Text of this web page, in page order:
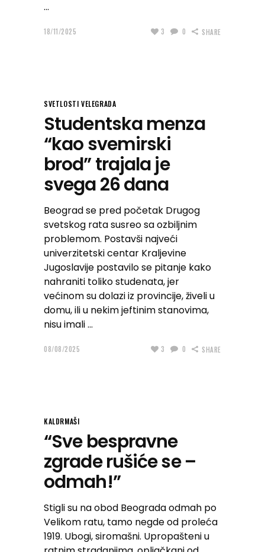
18/11/2025 3 0 SHARE
SVETLOSTI VELEGRADA
Studentska menza
“kao svemirski
brod” trajala je
svega 26 dana
Beograd se pred početak Drugog
svetskog rata susreo sa ozbiljnim
problemom. Postavši najveći
univerzitetski centar Kraljevine
Jugoslavije postavilo se pitanje kako
nahraniti toliko studenata, jer
većinom su dolazi iz provincije, živeli u
domu, ili u nekim jeftinim stanovima,
nisu imali
08/08/2025 3 0 SHARE
KALDRMAŠI
“Sve bespravne
zgrade rušiće se –
odmah!”
Stigli su na obod Beograda odmah po
Velikom ratu, tamo negde od proleća
1919. Ubogi, siromašni. Upropašteni u